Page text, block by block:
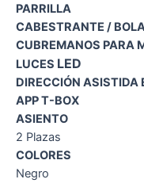
PARRILLA
CABESTRANTE /
CUBREMANOS PARA
LUCES LED
DIRECCIÓN ASISTIDA
APP T-BOX
ASIENTO
2 Plazas
COLORES
Negro